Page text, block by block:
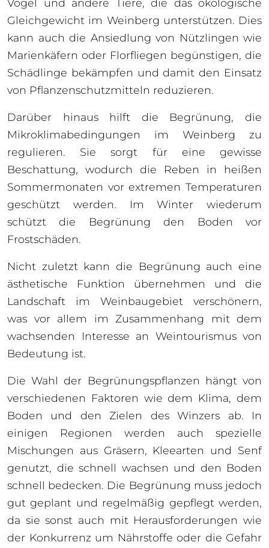
Vögel und andere Tiere, die das ökologische
Gleichgewicht im Weinberg unterstützen. Dies
kann auch die Ansiedlung von Nützlingen wie
Marienkäfern oder Florfliegen begünstigen, die
Schädlinge bekämpfen und damit den Einsatz
von Pflanzenschutzmitteln reduzieren.
Darüber hinaus hilft die Begrünung, die
Mikroklimabedingungen im Weinberg zu
regulieren. Sie sorgt für eine gewisse
Beschattung, wodurch die Reben in heißen
Sommermonaten vor extremen Temperaturen
geschützt werden. Im Winter wiederum
schützt die Begrünung den Boden vor
Frostschäden.
Nicht zuletzt kann die Begrünung auch eine
ästhetische Funktion übernehmen und die
Landschaft im Weinbaugebiet verschönern,
was vor allem im Zusammenhang mit dem
wachsenden Interesse an Weintourismus von
Bedeutung ist.
Die Wahl der Begrünungspflanzen hängt von
verschiedenen Faktoren wie dem Klima, dem
Boden und den Zielen des Winzers ab. In
einigen Regionen werden auch spezielle
Mischungen aus Gräsern, Kleearten und Senf
genutzt, die schnell wachsen und den Boden
schnell bedecken. Die Begrünung muss jedoch
gut geplant und regelmäßig gepflegt werden,
da sie sonst auch mit Herausforderungen wie
der Konkurrenz um Nährstoffe oder die Gefahr